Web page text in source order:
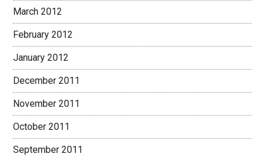
March 2012
February 2012
January 2012
December 2011
November 2011
October 2011
September 2011